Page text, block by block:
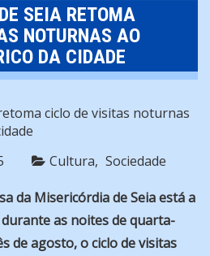
SEIA RETOMA
NOTURNAS AO
DA CIDADE
Cultura Sociedade
da Misericórdia de Seia está a
as noites de quarta-
de agosto, o ciclo de visitas